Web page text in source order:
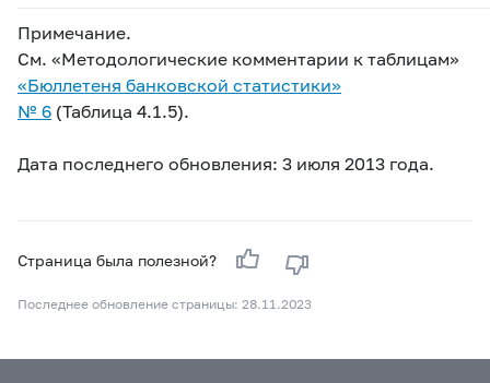
Примечание.
См. «Методологические комментарии к таблицам»
«Бюллетеня банковской статистики»
№ 6 (Таблица 4.1.5).
Дата последнего обновления: 3 июля 2013 года.
Страница была полезной?
Последнее обновление страницы: 28.11.2023